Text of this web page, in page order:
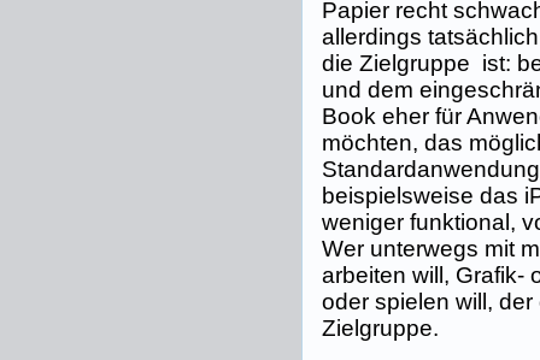
Papier recht
allerdings
die Zielgruppe ist:
und dem
Book eher für
möchten, das
beispielsweise das
weniger funktional,
Wer unterwegs mit
arbeiten will, Grafik-
oder spielen will,
Zielgruppe.